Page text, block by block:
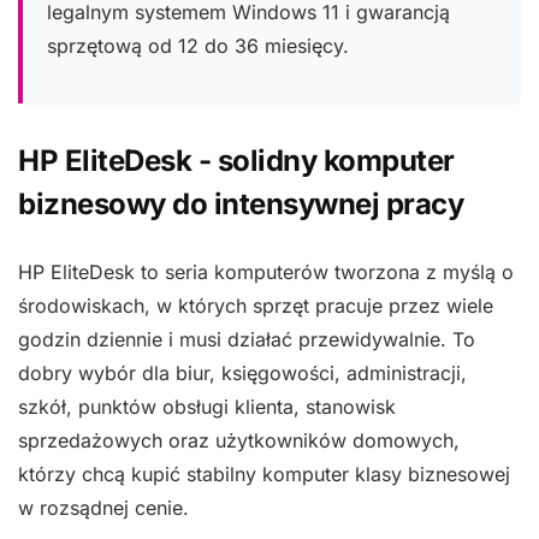
legalnym systemem Windows 11 i gwarancją
sprzętową od 12 do 36 miesięcy.
HP EliteDesk - solidny komputer
biznesowy do intensywnej pracy
HP EliteDesk to seria komputerów tworzona z myślą o
środowiskach, w których sprzęt pracuje przez wiele
godzin dziennie i musi działać przewidywalnie. To
dobry wybór dla biur, księgowości, administracji,
szkół, punktów obsługi klienta, stanowisk
sprzedażowych oraz użytkowników domowych,
którzy chcą kupić stabilny komputer klasy biznesowej
w rozsądnej cenie.